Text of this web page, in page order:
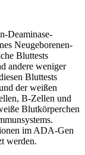
Deaminase-
Neugeborenen-
Bluttests
andere weniger
Bluttests
der weißen
B-Zellen und
Blutkörperchen
im ADA-Gen
werden.